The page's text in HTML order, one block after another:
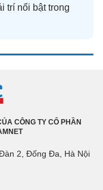
trí nổi bật trong
CÔNG TY CỔ PHẦN
2, Đống Đa, Hà Nội